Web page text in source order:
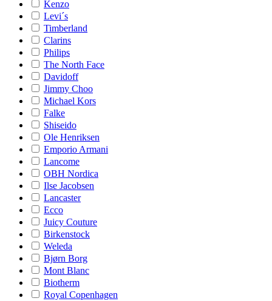
Kenzo
Levi´s
Timberland
Clarins
Philips
The North Face
Davidoff
Jimmy Choo
Michael Kors
Falke
Shiseido
Ole Henriksen
Emporio Armani
Lancome
OBH Nordica
Ilse Jacobsen
Lancaster
Ecco
Juicy Couture
Birkenstock
Weleda
Bjørn Borg
Mont Blanc
Biotherm
Royal Copenhagen